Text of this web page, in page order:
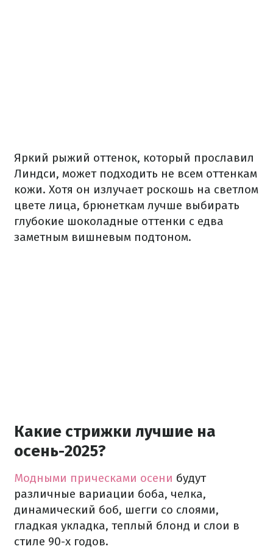
Яркий рыжий оттенок, который прославил
Линдси, может подходить не всем оттенкам
кожи. Хотя он излучает роскошь на светлом
цвете лица, брюнеткам лучше выбирать
глубокие шоколадные оттенки с едва
заметным вишневым подтоном.
Какие стрижки лучшие на
осень-2025?
Модными прическами осени будут
различные вариации боба, челка,
динамический боб, шегги со слоями,
гладкая укладка, теплый блонд и слои в
стиле 90-х годов.